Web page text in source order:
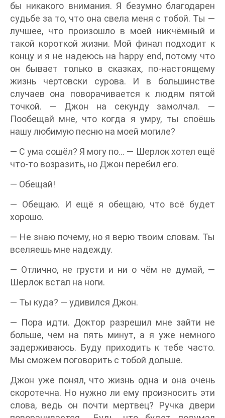
бы никакого внимания. Я безумно благодарен
судьбе за то, что она свела меня с тобой. Ты —
лучшее, что произошло в моей никчёмный и
такой короткой жизни. Мой финал подходит к
концу и я не надеюсь на happy end, потому что
он бывает только в сказках, по-настоящему
жизнь чертовски сурова. И в большинстве
случаев она поворачивается к людям пятой
точкой. — Джон на секунду замолчал. —
Пообещай мне, что когда я умру, ты споёшь
нашу любимую песню на моей могиле?
— С ума сошёл? Я могу по… — Шерлок хотел ещё
что-то возразить, но Джон перебил его.
— Обещай!
— Обещаю. И ещё я обещаю, что всё будет
хорошо.
— Не знаю почему, но я верю твоим словам. Ты
вселяешь мне надежду.
— Отлично, не грусти и ни о чём не думай, —
Шерлок встал на ноги.
— Ты куда? — удивился Джон.
— Пора идти. Доктор разрешил мне зайти не
больше, чем на пять минут, а я уже немного
задерживаюсь. Буду приходить к тебе часто.
Мы сможем поговорить с тобой дольше.
Джон уже понял, что жизнь одна и она очень
скоротечна. Но нужно ли ему произносить эти
слова, ведь он почти мертвец? Ручка двери